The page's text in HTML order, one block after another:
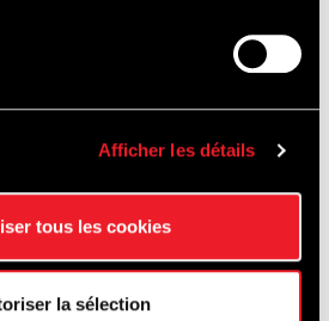
Afficher les détails
tous les cookies
la sélection